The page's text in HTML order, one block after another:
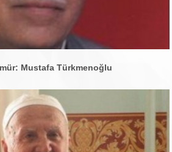
Mustafa Türkmenoğlu